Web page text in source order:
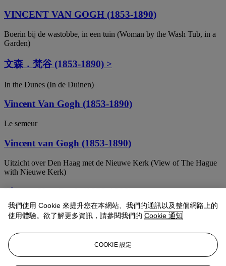
VINCENT VAN GOGH (1853-1890)
Boerin bij de wastobbe, in een tuin (Woman by the Wash Tub, in a
Garden)
文森．梵谷 (1853-1890) >
In the Dunes (In de Duinen)
Vincent Van Gogh (1853-1890)
Le semeur
Vincent van Gogh (1853-1890)
Uitzicht over Den Haag met de Nieuwe Kerk (View of The Hague
with Nieuwe Kerk)
Vincent Van Gogh (1853-1890)
Boerderij
Vincent Van Gogh (1853-1890)
Vrouw Zittend voor een Geopende Deur, Aardappels Schillend
(Woman Seated Before an Open Door, Peeling Potatoes)
我們使用 Cookie 來提升您在本網站、我們的通訊以及整個網路上的
使用體驗。欲了解更多資訊，請參閱我們的 Cookie 通知
COOKIE 設定